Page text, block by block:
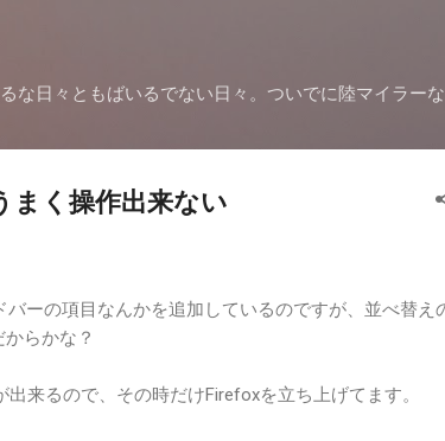
な日々ともばいるでない日々。ついでに陸マイラーな
まく操作出来ない
ーの項目なんかを追加しているのですが、並べ替え
らかな？
来るので、その時だけFirefoxを立ち上げてます。